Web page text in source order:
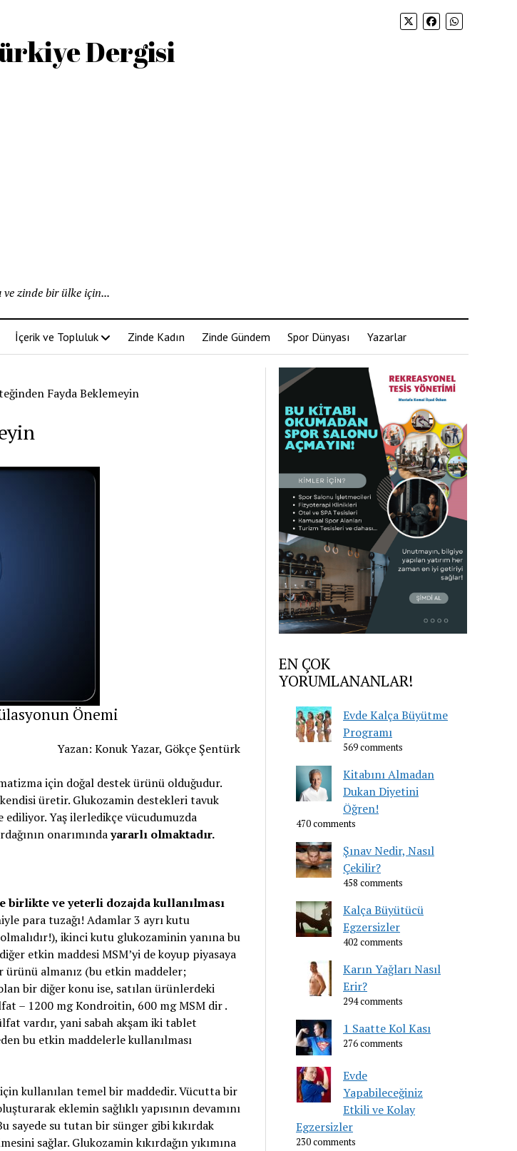
Dergisi
ve zinde bir ülke için...
İçerik ve Topluluk Zinde Kadın Zinde Gündem Spor Dünyası Yazarlar
Fayda Beklemeyin
Önemi
Yazan: Konuk Yazar, Gökçe Şentürk
için doğal destek ürünü olduğudur.
üretir. Glukozamin destekleri tavuk
Yaş ilerledikçe vücudumuzda
onarımındayararlı olmaktadır.
birlikte ve yeterli dozajda kullanılması
para tuzağı! Adamlar 3 ayrı kutu
ikinci kutu glukozaminin yanına bu
etkin maddesi MSM’yi de koyup piyasaya
almanız (bu etkin maddeler;
bir diğer konu ise, satılan ürünlerdeki
– 1200 mg Kondroitin, 600 mg MSM dir .
vardır, yani sabah akşam iki tablet
bu etkin maddelerle kullanılması
kullanılan temel bir maddedir. Vücutta bir
eklemin sağlıklı yapısının devamını
sayede su tutan bir sünger gibi kıkırdak
sağlar. Glukozamin kıkırdağın yıkımına
EN ÇOK
YORUMLANANLAR!
Evde Kalça Büyütme
Programı
569 comments
Kitabını Almadan
Dukan Diyetini
Öğren!
470 comments
Şınav Nedir, Nasıl
Çekilir?
458 comments
Kalça Büyütücü
Egzersizler
402 comments
Karın Yağları Nasıl
Erir?
294 comments
1 Saatte Kol Kası
276 comments
Evde
Yapabileceğiniz
Etkili ve Kolay
Egzersizler
230 comments